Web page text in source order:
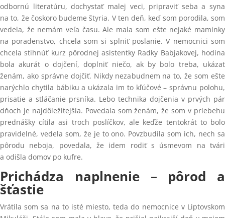
odbornú literatúru, dochystať malej veci, pripraviť seba a syna
na to, že čoskoro budeme štyria. V ten deň, keď som porodila, som
vedela, že nemám veľa času. Ale mala som ešte nejaké maminky
na poradenstvo, chcela som si splniť poslanie. V nemocnici som
chcela stihnúť kurz pôrodnej asistentky Radky Babjakovej, hodina
bola akurát o dojčení, doplniť niečo, ak by bolo treba, ukázať
ženám, ako správne dojčiť. Nikdy nezabudnem na to, že som ešte
narýchlo chytila bábiku a ukázala im to kľúčové – správnu polohu,
prisatie a stláčanie prsníka. Lebo technika dojčenia v prvých pár
dňoch je najdôležitejšia. Povedala som ženám, že som v priebehu
prednášky cítila asi troch poslíčkov, ale keďže tentokrát to bolo
pravidelné, vedela som, že je to ono. Povzbudila som ich, nech sa
pôrodu neboja, povedala, že idem rodiť s úsmevom na tvári
a odišla domov po kufre.
Prichádza naplnenie – pôrod a
šťastie
Vrátila som sa na to isté miesto, teda do nemocnice v Liptovskom